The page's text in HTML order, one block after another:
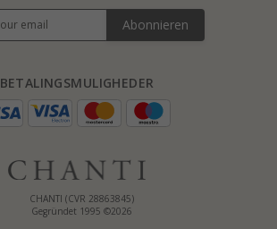
CHANTI (CVR 28863845)
Gegründet 1995 ©2026
BETALINGSMULIGHEDER
Abonnieren